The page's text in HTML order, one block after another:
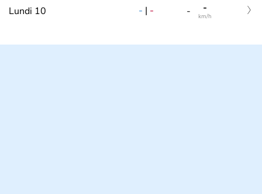
Lundi 10 - | - - -
km/h